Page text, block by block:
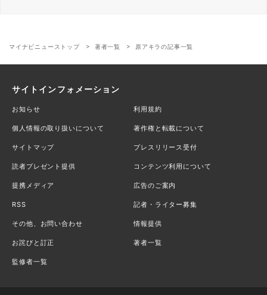
マイナビニューストップ 著者一覧 原アキラの記事一覧
サイトインフォメーション
お知らせ 利用規約
個人情報の取り扱いについて 著作権と転載について
サイトマップ プレスリリース受付
読者プレゼント提供 コンテンツ利用について
提携メディア 広告のご案内
RSS 記者・ライター募集
その他、お問い合わせ 情報提供
お詫びと訂正 著者一覧
監修者一覧